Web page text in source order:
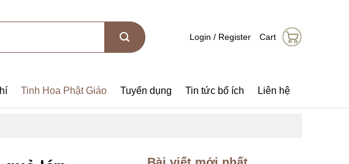
Login / Register Cart
Tinh Hoa Phật Giáo Tuyển dụng Tin tức bổ ích Liên hệ